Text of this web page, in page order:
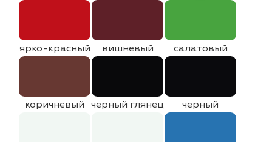
ярко-красный вишневый салатовый
коричневый черный глянец черный